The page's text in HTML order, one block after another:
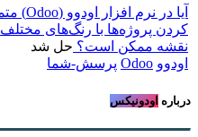
آیا در نرم افزار اودوو (Odoo) متمایز
پروژه‌ها با رنگ‌های مختلف روی
ممکن است؟ حل شد
Odoo پرسش-شما
اودونیکس